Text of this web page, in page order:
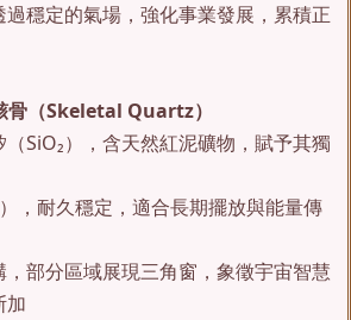
過穩定的氣場，強化事業發展，累積正
骨（Skeletal Quartz）
SiO₂），含天然紅泥礦物，賦予其獨
，耐久穩定，適合長期擺放與能量傳
部分區域展現三角窗，象徵宇宙智慧
加